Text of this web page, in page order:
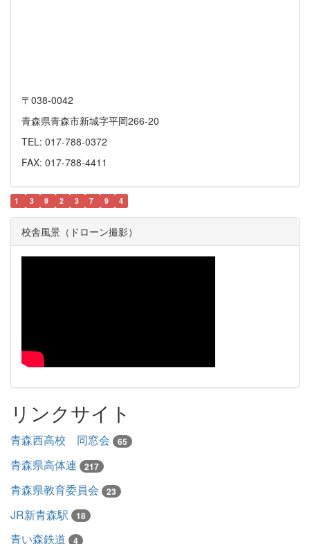
〒038-0042
青森県青森市新城字平岡266-20
TEL: 017-788-0372
FAX: 017-788-4411
1 3 9 2 3 7 9 4
校舎風景（ドローン撮影）
リンクサイト
青森西高校 同窓会 65
青森県高体連 217
青森県教育委員会 23
JR新青森駅 18
青い森鉄道 4